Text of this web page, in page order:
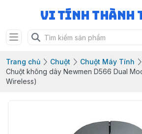
Vi Tính Thành
Trang chủ Chuột
Chuột Máy Tính
Chuột không dây Newmen D566 Dual
Wireless)